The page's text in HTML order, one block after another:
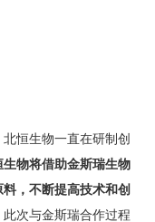
恒生物一直在研制创
生物将借助金斯瑞生物
，不断提高技术和创
此次与金斯瑞合作过程